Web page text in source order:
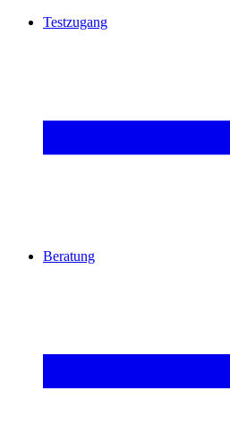
Testzugang
Beratung